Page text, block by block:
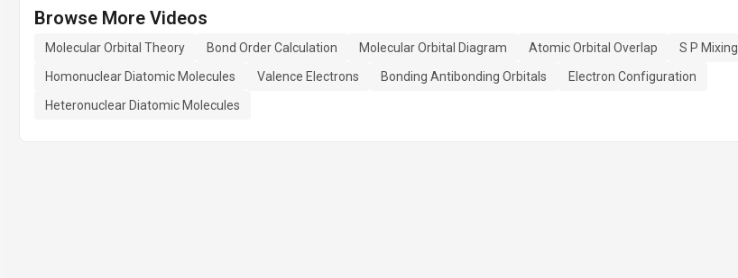
Browse More Videos
Molecular Orbital Theory Bond Order Calculation Molecular Orbital Diagram Atomic Orbital Overlap
S P Mixing
Homonuclear Diatomic Molecules
Valence Electrons Bonding Antibonding Orbitals
Electron Configuration
Heteronuclear Diatomic Molecules